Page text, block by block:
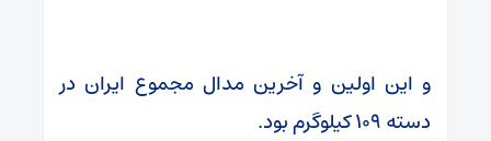
و این اولین و آخرین مدال مجموع ایران در
دسته ۱۰۹ کیلوگرم بود.